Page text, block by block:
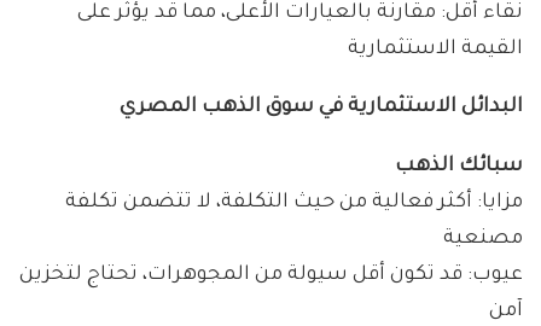
نقاء أقل: مقارنة بالعيارات الأعلى، مما قد يؤثر على
القيمة الاستثمارية
البدائل الاستثمارية في سوق الذهب المصري
سبائك الذهب
مزايا: أكثر فعالية من حيث التكلفة، لا تتضمن تكلفة
مصنعية
عيوب: قد تكون أقل سيولة من المجوهرات، تحتاج لتخزين
آمن